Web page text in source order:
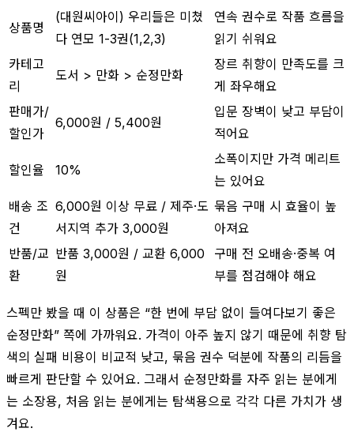
상품명
(대원씨아이) 우리들은 미쳤
다 연모 1-3권(1,2,3)
연속 권수로 작품 흐름을
읽기 쉬워요
카테고
리
도서 > 만화 > 순정만화
장르 취향이 만족도를 크
게 좌우해요
판매가/
할인가
6,000원 / 5,400원
입문 장벽이 낮고 부담이
적어요
할인율 10%
소폭이지만 가격 메리트
는 있어요
배송 조
건
6,000원 이상 무료 / 제주·도
서지역 추가 3,000원
묶음 구매 시 효율이 높
아져요
반품/교
환
반품 3,000원 / 교환 6,000
원
구매 전 오배송·중복 여
부를 점검해야 해요
스펙만 봤을 때 이 상품은 “한 번에 부담 없이 들여다보기 좋은
순정만화” 쪽에 가까워요. 가격이 아주 높지 않기 때문에 취향 탐
색의 실패 비용이 비교적 낮고, 묶음 권수 덕분에 작품의 리듬을
빠르게 판단할 수 있어요. 그래서 순정만화를 자주 읽는 분에게
는 소장용, 처음 읽는 분에게는 탐색용으로 각각 다른 가치가 생
겨요.